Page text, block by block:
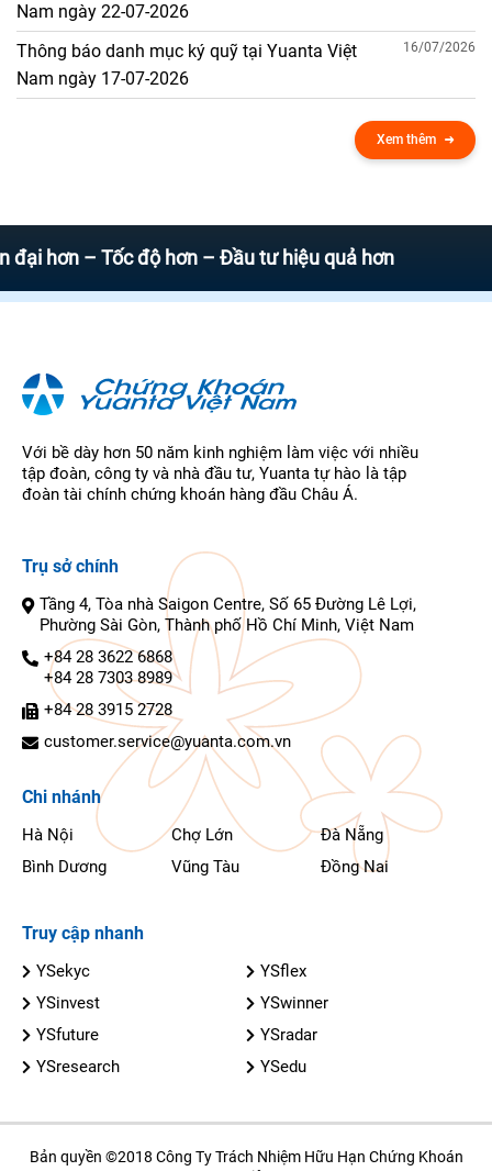
Nam ngày 22-07-2026
Thông báo danh mục ký quỹ tại Yuanta Việt
Nam ngày 17-07-2026
16/07/2026
Xem thêm
– Tốc độ hơn – Đầu tư hiệu quả hơn
Với bề dày hơn 50 năm kinh nghiệm làm việc với nhiều
tập đoàn, công ty và nhà đầu tư, Yuanta tự hào là tập
đoàn tài chính chứng khoán hàng đầu Châu Á.
Trụ sở chính
Tầng 4, Tòa nhà Saigon Centre, Số 65 Đường Lê Lợi,
Phường Sài Gòn, Thành phố Hồ Chí Minh, Việt Nam
+84 28 3622 6868
+84 28 7303 8989
+84 28 3915 2728
customer.service@yuanta.com.vn
Chi nhánh
Hà Nội Chợ Lớn
Đà Nẵng
Bình Dương
Vũng Tàu Đồng Nai
Truy cập nhanh
YSekyc
YSflex
YSinvest
YSwinner
YSfuture
YSradar
YSresearch
YSedu
Bản quyền ©2018 Công Ty Trách Nhiệm Hữu Hạn Chứng Khoán